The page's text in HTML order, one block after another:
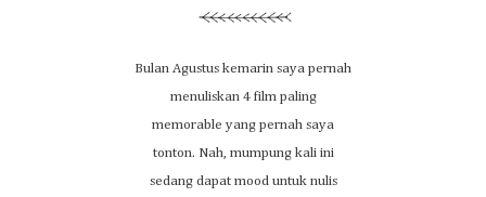
Bulan Agustus kemarin saya pernah
menuliskan 4 film paling
memorable yang pernah saya
tonton. Nah, mumpung kali ini
sedang dapat mood untuk nulis